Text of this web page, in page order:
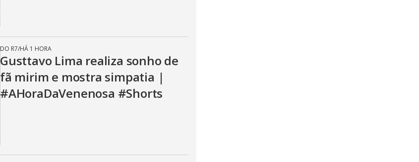
DO R7/HÁ 1 HORA
Gusttavo Lima realiza sonho de
fã mirim e mostra simpatia |
#AHoraDaVenenosa #Shorts